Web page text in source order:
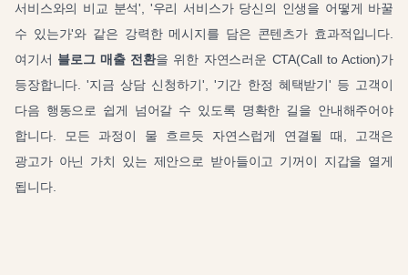
서비스와의 비교 분석', '우리 서비스가 당신의 인생을 어떻게 바꿀
수 있는가'와 같은 강력한 메시지를 담은 콘텐츠가 효과적입니다.
여기서 블로그 매출 전환을 위한 자연스러운 CTA(Call to Action)가
등장합니다. '지금 상담 신청하기', '기간 한정 혜택받기' 등 고객이
다음 행동으로 쉽게 넘어갈 수 있도록 명확한 길을 안내해주어야
합니다. 모든 과정이 물 흐르듯 자연스럽게 연결될 때, 고객은
광고가 아닌 가치 있는 제안으로 받아들이고 기꺼이 지갑을 열게
됩니다.